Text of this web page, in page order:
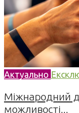
Актуально
Міжнародний
можливості...